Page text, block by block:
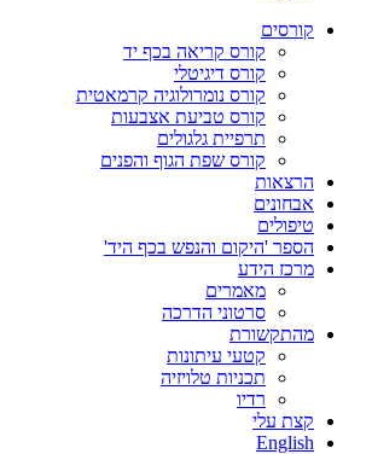
קורסים
קורס קריאה בכף יד
קורס דיגיטלי
קורס נומרולוגיה קרמאטית
קורס טביעת אצבעות
תרפיית גלגולים
קורס שפת הגוף והפנים
הרצאות
אבחונים
טיפולים
הספר 'היקום והנפש בכף היד'
מרכז הידע
מאמרים
סרטוני הדרכה
מהתקשורת
קטעי עיתונות
תכניות טלויזיה
רדיו
קצת עלי
English